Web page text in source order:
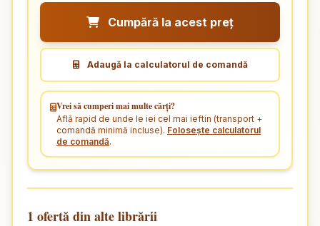
Cumpără la acest preț
Adaugă la calculatorul de comandă
Vrei să cumperi mai multe cărți?
Află rapid de unde le iei cel mai ieftin (transport +
comandă minimă incluse). Folosește calculatorul
de comandă.
1 ofertă din alte librării